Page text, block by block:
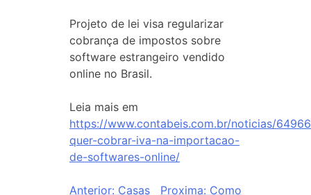
Projeto de lei visa regularizar
cobrança de impostos sobre
software estrangeiro vendido
online no Brasil.
Leia mais em
https://www.contabeis.com.br/noticias/
quer-cobrar-iva-na-importacao-
de-softwares-online/
Anterior: Casas
Proxima: Como